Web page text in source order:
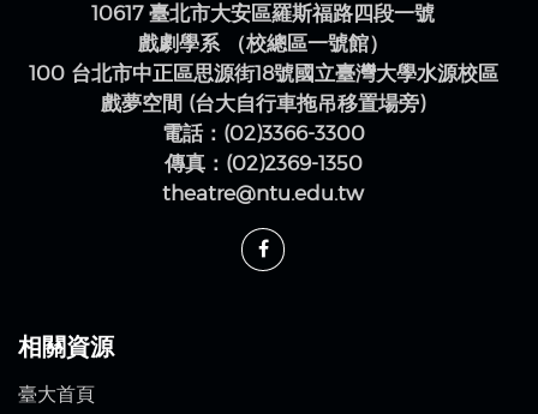
10617 臺北市大安區羅斯福路四段一號
戲劇學系 （校總區一號館）
100 台北市中正區思源街18號國立臺灣大學水源校區
戲夢空間 (台大自行車拖吊移置場旁)
電話：(02)3366-3300
傳真：(02)2369-1350
theatre@ntu.edu.tw
相關資源
臺大首頁